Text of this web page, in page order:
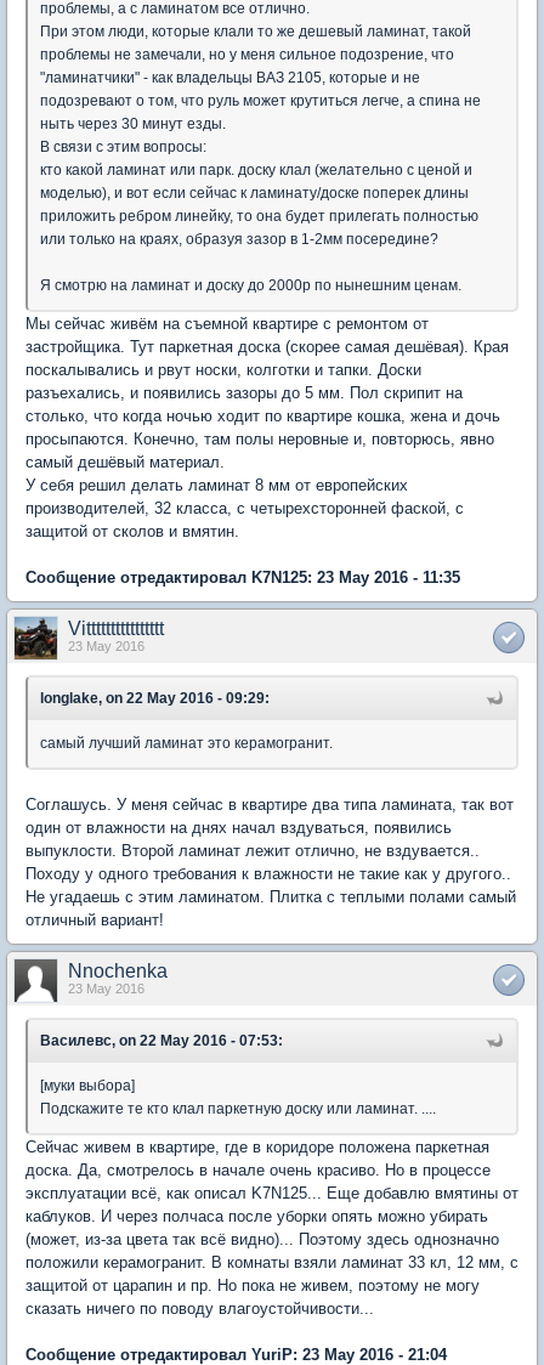
проблемы, а с ламинатом все отлично.
При этом люди, которые клали то же дешевый ламинат, такой
проблемы не замечали, но у меня сильное подозрение, что
"ламинатчики" - как владельцы ВАЗ 2105, которые и не
подозревают о том, что руль может крутиться легче, а спина не
ныть через 30 минут езды.
В связи с этим вопросы:
кто какой ламинат или парк. доску клал (желательно с ценой и
моделью), и вот если сейчас к ламинату/доске поперек длины
приложить ребром линейку, то она будет прилегать полностью
или только на краях, образуя зазор в 1-2мм посередине?
Я смотрю на ламинат и доску до 2000р по нынешним ценам.
Мы сейчас живём на съемной квартире с ремонтом от
застройщика. Тут паркетная доска (скорее самая дешёвая). Края
поскалывались и рвут носки, колготки и тапки. Доски
разъехались, и появились зазоры до 5 мм. Пол скрипит на
столько, что когда ночью ходит по квартире кошка, жена и дочь
просыпаются. Конечно, там полы неровные и, повторюсь, явно
самый дешёвый материал.
У себя решил делать ламинат 8 мм от европейских
производителей, 32 класса, с четырехсторонней фаской, с
защитой от сколов и вмятин.
Сообщение отредактировал K7N125: 23 May 2016 - 11:35
Vitttttttttttttttt
23 May 2016
longlake, on 22 May 2016 - 09:29:
самый лучший ламинат это керамогранит.
Соглашусь. У меня сейчас в квартире два типа ламината, так вот
один от влажности на днях начал вздуваться, появились
выпуклости. Второй ламинат лежит отлично, не вздувается..
Походу у одного требования к влажности не такие как у другого..
Не угадаешь с этим ламинатом. Плитка с теплыми полами самый
отличный вариант!
Nnochenka
23 May 2016
Василевс, on 22 May 2016 - 07:53:
[муки выбора]
Подскажите те кто клал паркетную доску или ламинат. ....
Сейчас живем в квартире, где в коридоре положена паркетная
доска. Да, смотрелось в начале очень красиво. Но в процессе
эксплуатации всё, как описал K7N125... Еще добавлю вмятины от
каблуков. И через полчаса после уборки опять можно убирать
(может, из-за цвета так всё видно)... Поэтому здесь однозначно
положили керамогранит. В комнаты взяли ламинат 33 кл, 12 мм, с
защитой от царапин и пр. Но пока не живем, поэтому не могу
сказать ничего по поводу влагоустойчивости...
Сообщение отредактировал YuriP: 23 May 2016 - 21:04